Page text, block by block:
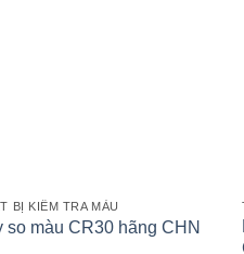
BỊ KIỂM TRA MÀU
so màu CR30 hãng CHN